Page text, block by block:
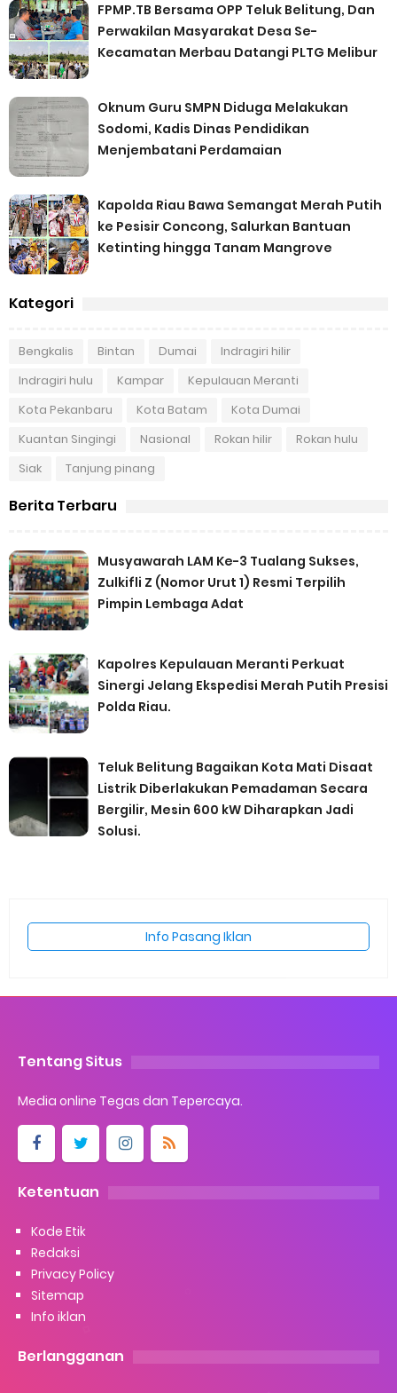
FPMP.TB Bersama OPP Teluk Belitung, Dan
Perwakilan Masyarakat Desa Se-
Kecamatan Merbau Datangi PLTG Melibur
Oknum Guru SMPN Diduga Melakukan
Sodomi, Kadis Dinas Pendidikan
Menjembatani Perdamaian
Kapolda Riau Bawa Semangat Merah Putih
ke Pesisir Concong, Salurkan Bantuan
Ketinting hingga Tanam Mangrove
Kategori
Bengkalis Bintan Dumai
Indragiri hilir
Indragiri hulu
Kampar
Kepulauan Meranti
Kota Pekanbaru
Kota Batam
Kota Dumai
Kuantan Singingi
Nasional Rokan hilir
Rokan hulu
Siak
Tanjung pinang
Berita Terbaru
Musyawarah LAM Ke-3 Tualang Sukses,
Zulkifli Z (Nomor Urut 1) Resmi Terpilih
Pimpin Lembaga Adat
Kapolres Kepulauan Meranti Perkuat
Sinergi Jelang Ekspedisi Merah Putih Presisi
Polda Riau.
Teluk Belitung Bagaikan Kota Mati Disaat
Listrik Diberlakukan Pemadaman Secara
Bergilir, Mesin 600 kW Diharapkan Jadi
Solusi.
Info Pasang Iklan
Tentang Situs
Media online Tegas dan Tepercaya.
Ketentuan
Kode Etik
Redaksi
Privacy Policy
Sitemap
Info iklan
Berlangganan